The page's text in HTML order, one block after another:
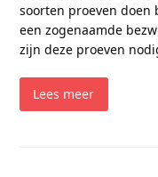
soorten proeven
een zogenaamde
zijn deze proeven
Lees meer